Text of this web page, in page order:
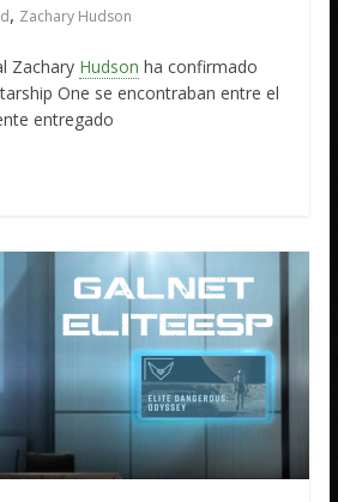
, Zachary Hudson
Zachary Hudson ha confirmado
One se encontraban entre el
entregado